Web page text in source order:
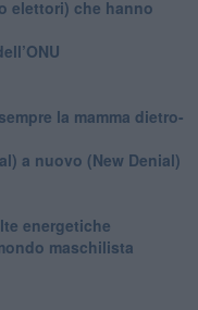
elettori) che hanno
la mamma dietro-
a nuovo (New Denial)
energetiche
maschilista